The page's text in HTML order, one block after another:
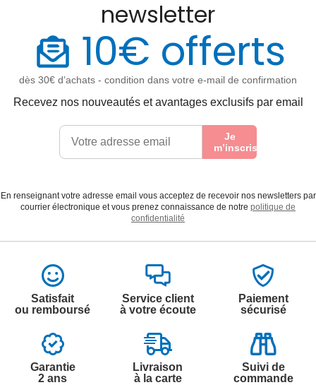
newsletter
10€ offerts
dès 30€ d’achats - condition dans votre e-mail de confirmation
Recevez nos nouveautés et avantages exclusifs par email
Je
m’inscris
En renseignant votre adresse email vous acceptez de recevoir nos newsletters par
courrier électronique et vous prenez connaissance de notre politique de
confidentialité
Satisfait
ou remboursé
Service client
à votre écoute
Paiement
sécurisé
Garantie
2 ans
Livraison
à la carte
Suivi de
commande